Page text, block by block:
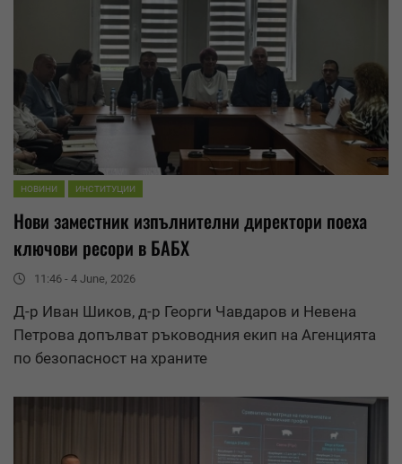
НОВИНИ ИНСТИТУЦИИ
Нови заместник изпълнителни директори поеха
ключови ресори в БАБХ
11:46 - 4 June, 2026
Д-р Иван Шиков, д-р Георги Чавдаров и Невена
Петрова допълват ръководния екип на Агенцията
по безопасност на храните